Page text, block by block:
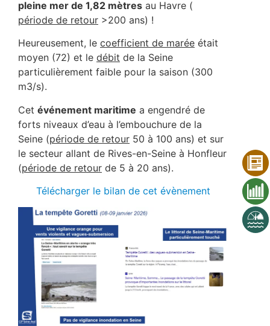
pleine mer de 1,82 mètres au Havre (
période de retour >200 ans) !
Heureusement, le coefficient de marée était
moyen (72) et le débit de la Seine
particulièrement faible pour la saison (300
m3/s).
Cet événement maritime a engendré de
forts niveaux d’eau à l’embouchure de la
Seine (période de retour 50 à 100 ans) et sur
le secteur allant de Rives-en-Seine à Honfleur
(période de retour de 5 à 20 ans).
Télécharger le bilan de cet évènement